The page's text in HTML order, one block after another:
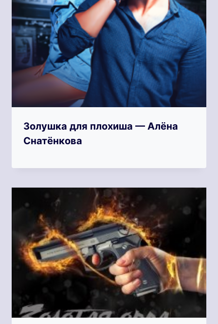
Золушка для плохиша — Алёна
Снатёнкова